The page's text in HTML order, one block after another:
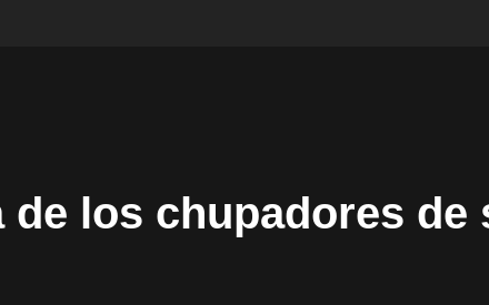
de los chupadores de